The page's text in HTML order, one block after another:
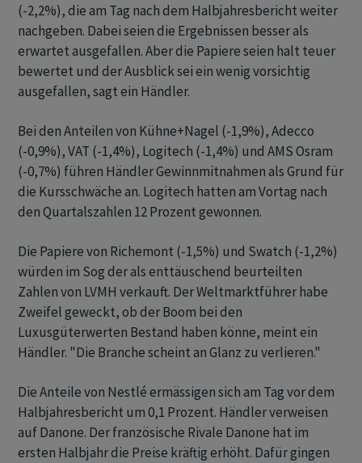
(-2,2%), die am Tag nach dem Halbjahresbericht weiter
nachgeben. Dabei seien die Ergebnissen besser als
erwartet ausgefallen. Aber die Papiere seien halt teuer
bewertet und der Ausblick sei ein wenig vorsichtig
ausgefallen, sagt ein Händler.
Bei den Anteilen von Kühne+Nagel (-1,9%), Adecco
(-0,9%), VAT (-1,4%), Logitech (-1,4%) und AMS Osram
(-0,7%) führen Händler Gewinnmitnahmen als Grund für
die Kursschwäche an. Logitech hatten am Vortag nach
den Quartalszahlen 12 Prozent gewonnen.
Die Papiere von Richemont (-1,5%) und Swatch (-1,2%)
würden im Sog der als enttäuschend beurteilten
Zahlen von LVMH verkauft. Der Weltmarktführer habe
Zweifel geweckt, ob der Boom bei den
Luxusgüterwerten Bestand haben könne, meint ein
Händler. "Die Branche scheint an Glanz zu verlieren."
Die Anteile von Nestlé ermässigen sich am Tag vor dem
Halbjahresbericht um 0,1 Prozent. Händler verweisen
auf Danone. Der französische Rivale Danone hat im
ersten Halbjahr die Preise kräftig erhöht. Dafür gingen